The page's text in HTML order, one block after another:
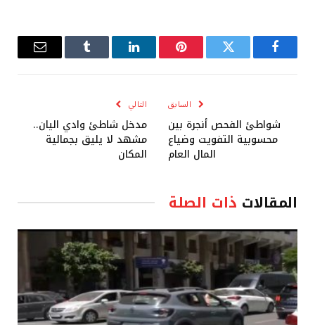
فيسبوك تويتر بينتيريستلينكدإن Tumblr
البريد
السابق
شواطئ الفحص أنجرة بين
محسوبية التفويت وضياع
المال العام
التالي
مدخل شاطئ وادي اليان..
مشهد لا يليق بجمالية
المكان
المقالات ذات الصلة